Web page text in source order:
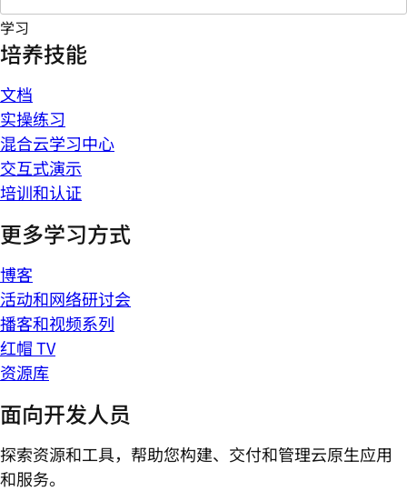
学习
培养技能
文档
实操练习
混合云学习中心
交互式演示
培训和认证
更多学习方式
博客
活动和网络研讨会
播客和视频系列
红帽 TV
资源库
面向开发人员
探索资源和工具，帮助您构建、交付和管理云原生应用
和服务。